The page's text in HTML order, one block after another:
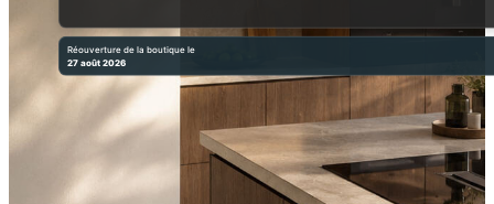
Réouverture de la boutique le
27 août 2026